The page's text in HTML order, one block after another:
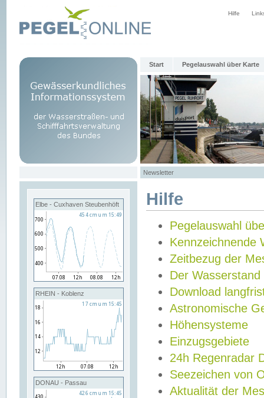
Hilfe
Start Pegelauswahl über Karte
Newsletter
Elbe - Cuxhaven Steubenhöft
RHEIN - Koblenz
DONAU - Passau
Hilfe
Pegelauswahl
Kennzeichnende
Zeitbezug der
Der Wasserstand
Download
Astronomische
Höhensysteme
Einzugsgebiete
24h Regenradar
Seezeichen von
Aktualität der